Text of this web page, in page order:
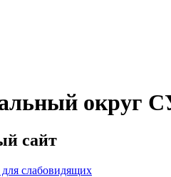
округ
сайт
для слабовидящих